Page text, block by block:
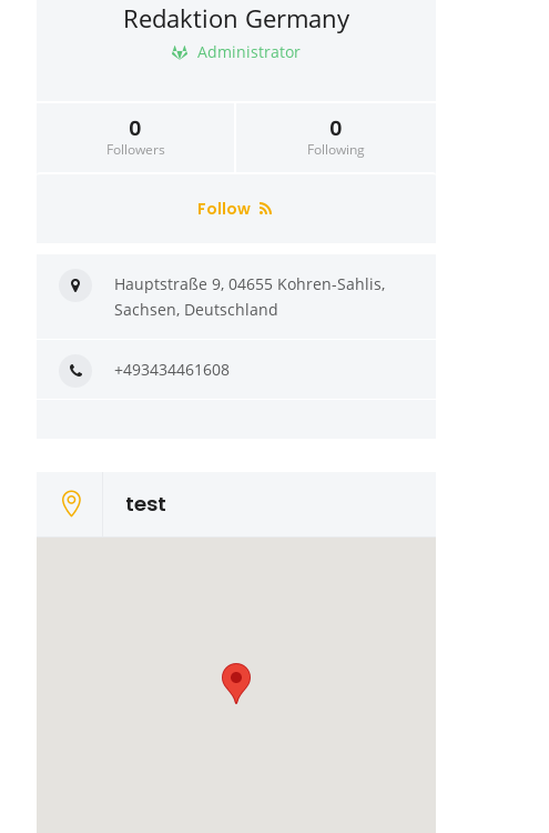
Redaktion Germany
Administrator
0
Followers
0
Following
Follow
Hauptstraße 9, 04655 Kohren-Sahlis,
Sachsen, Deutschland
+493434461608
test